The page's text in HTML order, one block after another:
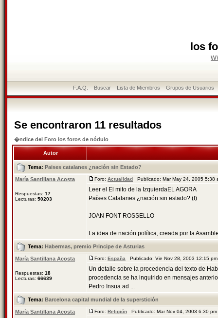
los
F.A.Q. Buscar Lista de Miembros Grupos de Usuarios
Se encontraron 11 resultados
�ndice del Foro los foros de nódulo
Autor
Tema: Paises catalanes ¿nación sin Estado?
María Santillana Acosta
Respuestas: 17
Lecturas: 50203
Foro: Actualidad Publicado: Mar May 24, 2005
Leer el El mito de la IzquierdaEL AGORA
Países Catalanes ¿nación sin estado? (I)
JOAN FONT ROSSELLO
La idea de nación política, creada por la
Tema: Habermas, premio Principe de Asturias
María Santillana Acosta
Respuestas: 18
Lecturas: 66639
Foro: España Publicado: Vie Nov 28, 2003 12:15
Un detalle sobre la procedencia del texto de
procedencia se ha inquirido en mensajes
Pedro Insua ad ...
Tema: Barcelona capital mundial de la superstición
María Santillana Acosta Foro: Religión Publicado: Mar Nov 04, 2003 6:30